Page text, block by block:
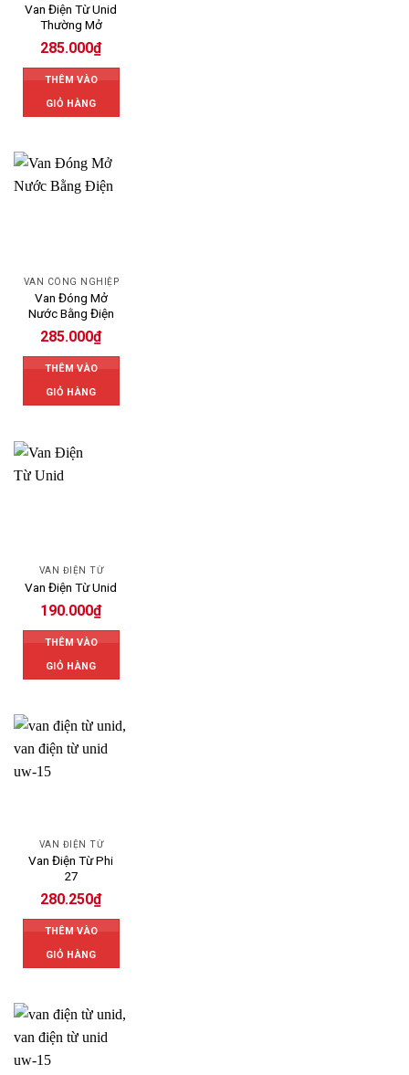
Van Điện Từ Unid
Thường Mở
285.000₫
THÊM VÀO
GIỎ HÀNG
VAN CÔNG NGHIỆP
Van Đóng Mở
Nước Bằng Điện
285.000₫
THÊM VÀO
GIỎ HÀNG
VAN ĐIỆN TỪ
Van Điện Từ Unid
190.000₫
THÊM VÀO
GIỎ HÀNG
VAN ĐIỆN TỪ
Van Điện Từ Phi
27
280.250₫
THÊM VÀO
GIỎ HÀNG